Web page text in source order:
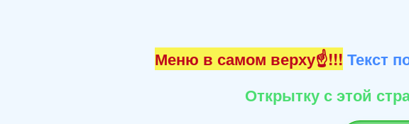
Меню в самом верху☝!!! Текст
Открытку с этой